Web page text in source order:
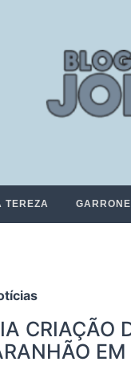
TEREZA GARRONE
CRIAÇÃO